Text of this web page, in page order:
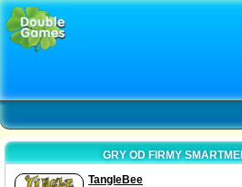
GRY OD FIRMY
TangleBee